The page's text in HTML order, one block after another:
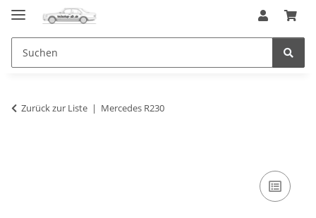
Zurück zur Liste Mercedes R230